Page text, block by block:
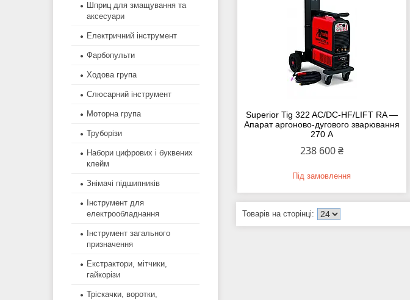
Superior Tig 322 AC/DC-HF/LIFT RA —
Апарат аргоново-дугового зварювання
270 А
238 600 ₴
Під замовлення
Шприц для змащування та
аксесуари
Електричний інструмент
Фарбопульти
Ходова група
Слюсарний інструмент
Моторна група
Труборізи
Набори цифрових і буквених
клейм
Знімачі підшипників
Інструмент для
електрообладнання
Інструмент загального
призначення
Екстрактори, мітчики,
гайкорізи
Тріскачки, воротки,